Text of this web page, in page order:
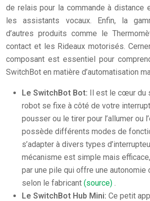
de relais pour la commande à distance
les assistants vocaux. Enfin, la
d’autres produits comme le
contact et les Rideaux motorisés.
composant est essentiel pour
SwitchBot en matière d’automatisation
Le SwitchBot Bot: Il est le cœur du
robot se fixe à côté de votre
pousser ou le tirer pour l’allumer ou
possède différents modes de
s’adapter à divers types
mécanisme est simple mais
par une pile qui offre une autonomie
selon le fabricant (source) .
Le SwitchBot Hub Mini: Ce petit